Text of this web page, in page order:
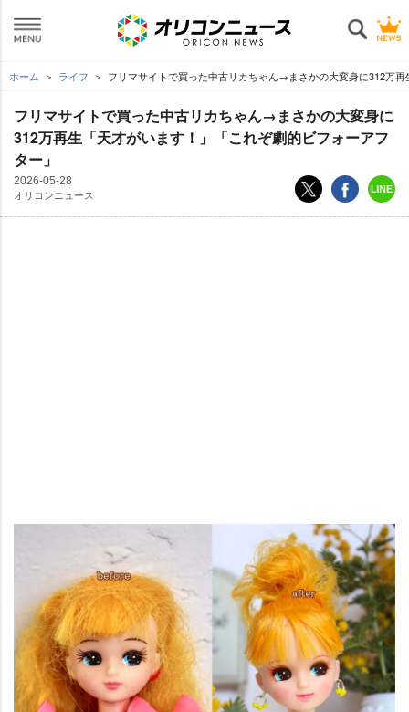
ホーム ライフ フリマサイトで買った中古リカちゃん→まさかの大変身に312万
フリマサイトで買った中古リカちゃん→まさかの大変身に
312万再生「天才がいます！」「これぞ劇的ビフォーアフ
ター」
2026-05-28
オリコンニュース